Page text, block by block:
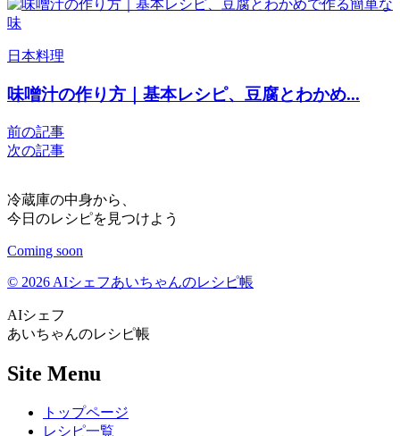
日本料理
味噌汁の作り方｜基本レシピ、豆腐とわかめ...
前の記事
次の記事
冷蔵庫の中身から、
今日のレシピを見つけよう
Coming soon
© 2026 AIシェフあいちゃんのレシピ帳
AIシェフ
あいちゃんのレシピ帳
Site Menu
トップページ
レシピ一覧